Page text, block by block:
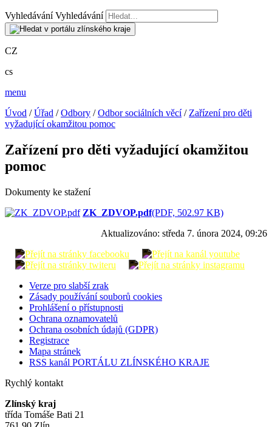
Vyhledávání Vyhledávání
CZ
cs
menu
Úvod /Úřad /Odbory /Odbor sociálních věcí/ Zařízení pro děti
vyžadující okamžitou pomoc
Zařízení pro děti vyžadující okamžitou
pomoc
Dokumenty ke stažení
ZK_ZDVOP.pdf(PDF, 502.97 KB)
Aktualizováno: středa 7. února 2024, 09:26
Verze pro slabší zrak
Zásady používání souborů cookies
Prohlášení o přístupnosti
Ochrana oznamovatelů
Ochrana osobních údajů (GDPR)
Registrace
Mapa stránek
RSS kanál PORTÁLU ZLÍNSKÉHO KRAJE
Rychlý kontakt
Zlínský kraj
třída Tomáše Bati 21